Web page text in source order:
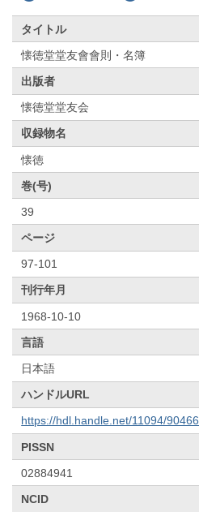
タイトル
懐徳堂堂友會會則・名簿
出版者
懐徳堂堂友会
収録物名
懐徳
巻(号)
39
ページ
97-101
刊行年月
1968-10-10
言語
日本語
ハンドルURL
https://hdl.handle.net/11094/90466
PISSN
02884941
NCID